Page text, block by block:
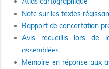
Note sur les textes
Rapport de concertation
Avis recueillis lors de
assemblées
Mémoire en réponse aux